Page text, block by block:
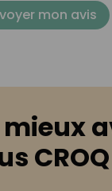
mon avis